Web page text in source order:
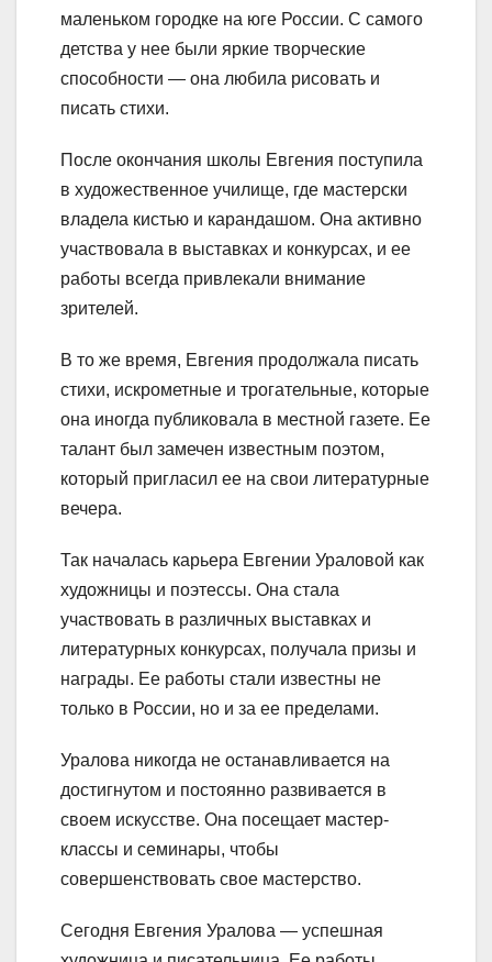
маленьком городке на юге России. С самого
детства у нее были яркие творческие
способности — она любила рисовать и
писать стихи.
После окончания школы Евгения поступила
в художественное училище, где мастерски
владела кистью и карандашом. Она активно
участвовала в выставках и конкурсах, и ее
работы всегда привлекали внимание
зрителей.
В то же время, Евгения продолжала писать
стихи, искрометные и трогательные, которые
она иногда публиковала в местной газете. Ее
талант был замечен известным поэтом,
который пригласил ее на свои литературные
вечера.
Так началась карьера Евгении Ураловой как
художницы и поэтессы. Она стала
участвовать в различных выставках и
литературных конкурсах, получала призы и
награды. Ее работы стали известны не
только в России, но и за ее пределами.
Уралова никогда не останавливается на
достигнутом и постоянно развивается в
своем искусстве. Она посещает мастер-
классы и семинары, чтобы
совершенствовать свое мастерство.
Сегодня Евгения Уралова — успешная